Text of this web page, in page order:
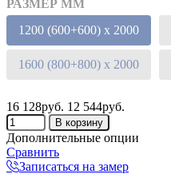
РАЗМЕР ММ
1200 (600+600) х 2000
1600 (800+800) х 2000
16 128руб. 12 544руб.
Дополнительные опции
Сравнить
Записаться на замер